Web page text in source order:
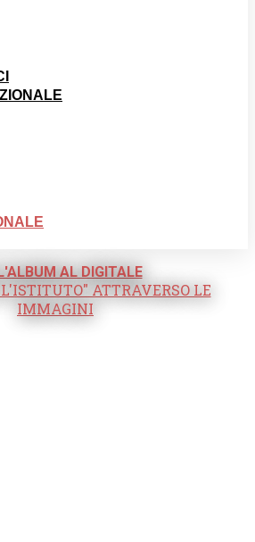
AL DIGITALE
ATTRAVERSO LE
IMMAGINI